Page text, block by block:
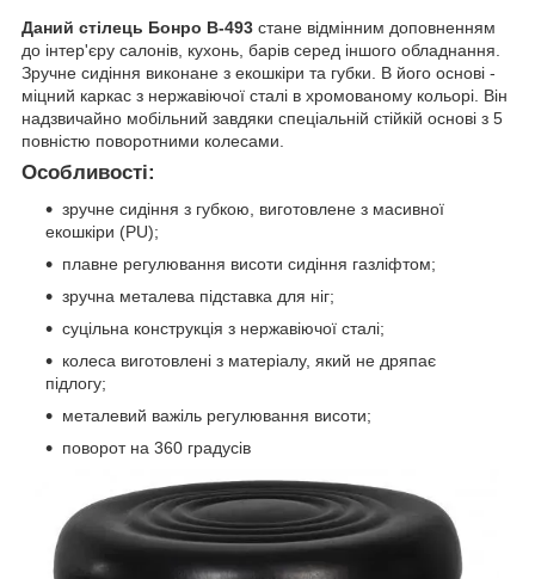
Даний стілець Бонро B-493 стане відмінним доповненням
до інтер'єру салонів, кухонь, барів серед іншого обладнання.
Зручне сидіння виконане з екошкіри та губки. В його основі -
міцний каркас з нержавіючої сталі в хромованому кольорі. Він
надзвичайно мобільний завдяки спеціальній стійкій основі з 5
повністю поворотними колесами.
Особливості:
зручне сидіння з губкою, виготовлене з масивної
екошкіри (PU);
плавне регулювання висоти сидіння газліфтом;
зручна металева підставка для ніг;
суцільна конструкція з нержавіючої сталі;
колеса виготовлені з матеріалу, який не дряпає
підлогу;
металевий важіль регулювання висоти;
поворот на 360 градусів